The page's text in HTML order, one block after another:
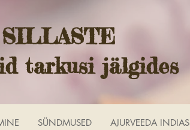
tarkusi jälgides
SÜNDMUSED AJURVEEDA INDIAS